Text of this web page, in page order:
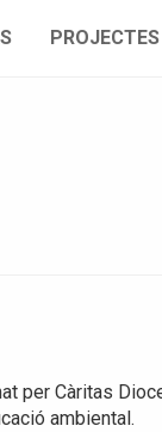
PROJECTES
per Càritas
ambiental.